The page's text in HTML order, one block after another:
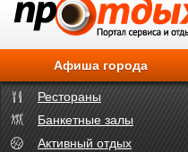
Афиша города
Рестораны
Банкетные залы
Активный отдых